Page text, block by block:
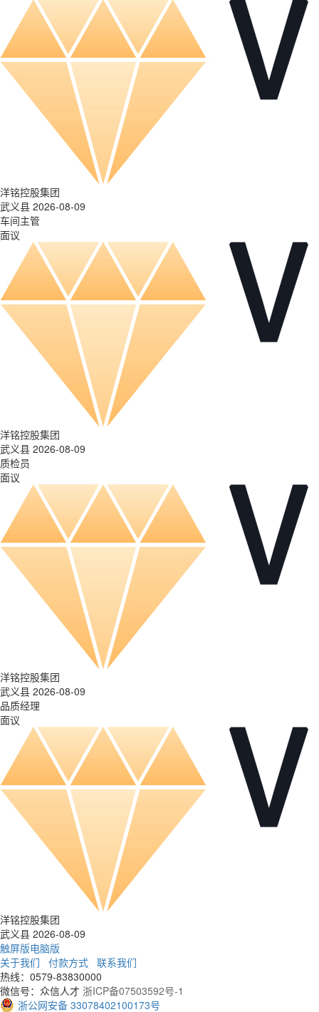
洋铭控股集团
武义县 2026-08-09
车间主管
面议
洋铭控股集团
武义县 2026-08-09
质检员
面议
洋铭控股集团
武义县 2026-08-09
品质经理
面议
洋铭控股集团
武义县 2026-08-09
触屏版电脑版
关于我们
付款方式 联系我们
热线：0579-83830000
微信号：众信人才 浙ICP备07503592号-1
浙公网安备 33078402100173号